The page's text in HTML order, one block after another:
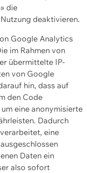
die
deaktivieren.
Google Analytics
im Rahmen von
übermittelte IP-
von Google
hin, dass auf
den Code
eine anonymisierte
Dadurch
eine
Daten ein
also sofort